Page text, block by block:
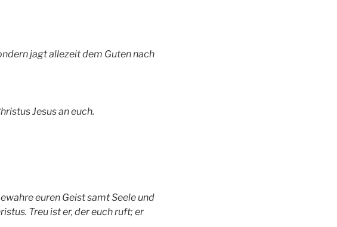
jagt allezeit dem Guten nach
Jesus an euch.
euren Geist samt Seele und
Treu ist er, der euch ruft; er